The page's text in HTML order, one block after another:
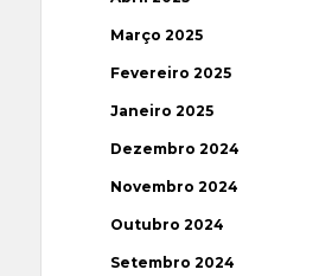
Março 2025
Fevereiro 2025
Janeiro 2025
Dezembro 2024
Novembro 2024
Outubro 2024
Setembro 2024